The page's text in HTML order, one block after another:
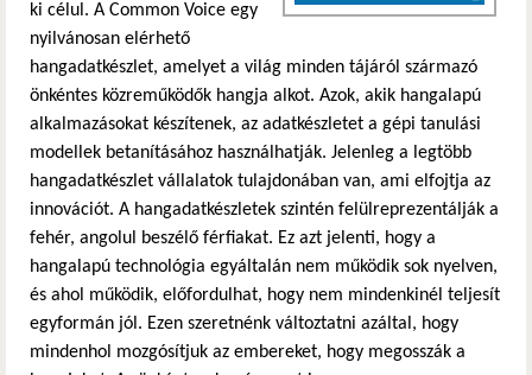
ki célul. A Common Voice egy
nyilvánosan elérhető
hangadatkészlet, amelyet a világ minden tájáról származó
önkéntes közreműködők hangja alkot. Azok, akik hangalapú
alkalmazásokat készítenek, az adatkészletet a gépi tanulási
modellek betanításához használhatják. Jelenleg a legtöbb
hangadatkészlet vállalatok tulajdonában van, ami elfojtja az
innovációt. A hangadatkészletek szintén felülreprezentálják a
fehér, angolul beszélő férfiakat. Ez azt jelenti, hogy a
hangalapú technológia egyáltalán nem működik sok nyelven,
és ahol működik, előfordulhat, hogy nem mindenkinél teljesít
egyformán jól. Ezen szeretnénk változtatni azáltal, hogy
mindenhol mozgósítjuk az embereket, hogy megosszák a